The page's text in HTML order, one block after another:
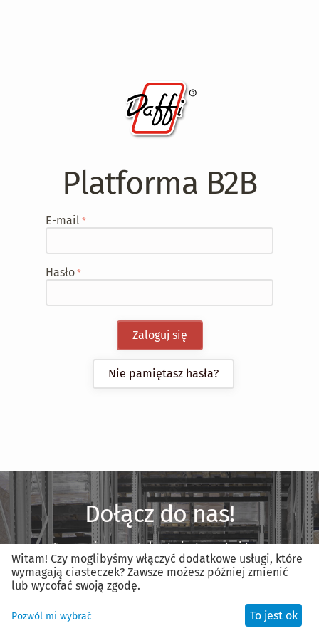
Platforma B2B
E-mail
Hasło
Zaloguj się
Nie pamiętasz hasła?
Dołącz do nas!
Tworzenie nowego konta jest proste i trwa
mniej niż minutę.
Zarejestruj nowe konto
Witam! Czy moglibyśmy włączyć dodatkowe usługi, które
wymagają ciasteczek? Zawsze możesz później zmienić
lub wycofać swoją zgodę.
Pozwól mi wybrać To jest ok